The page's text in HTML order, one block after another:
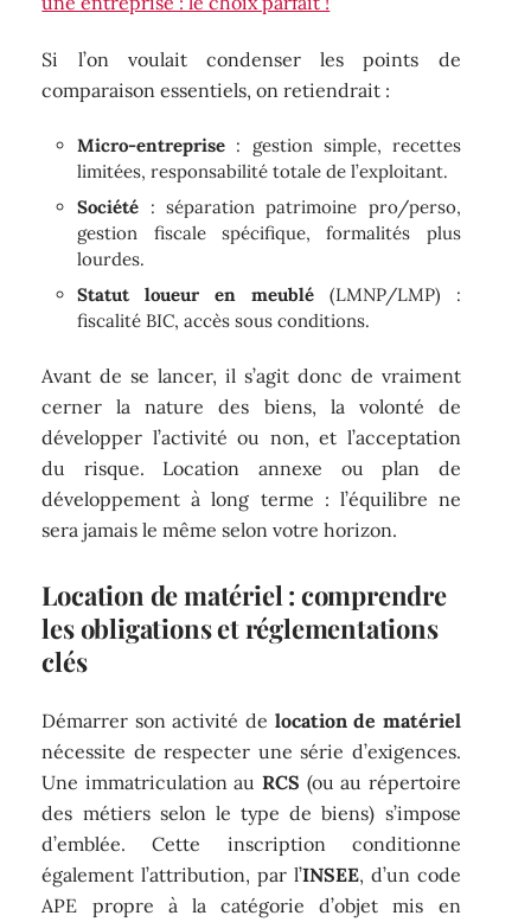
Si l’on voulait condenser les points de
comparaison essentiels, on retiendrait :
Micro-entreprise : gestion simple, recettes
limitées, responsabilité totale de l’exploitant.
Société : séparation patrimoine pro/perso,
gestion fiscale spécifique, formalités plus
lourdes.
Statut loueur en meublé(LMNP/LMP) :
fiscalité BIC, accès sous conditions.
Avant de se lancer, il s’agit donc de vraiment
cerner la nature des biens, la volonté de
développer l’activité ou non, et l’acceptation
du risque. Location annexe ou plan de
développement à long terme : l’équilibre ne
sera jamais le même selon votre horizon.
Location de matériel : comprendre
les obligations et réglementations
clés
Démarrer son activité de location de matériel
nécessite de respecter une série d’exigences.
Une immatriculation au RCS (ou au répertoire
des métiers selon le type de biens) s’impose
d’emblée. Cette inscription conditionne
également l’attribution, par l’INSEE, d’un code
APE propre à la catégorie d’objet mis en